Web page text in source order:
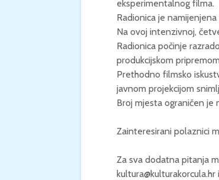
eksperimentalnog filma.
Radionica je
Na ovoj intenzivnoj,
Radionica počinje
produkcijskom
Prethodno filmsko
javnom projekcijom
Broj mjesta ograničen je
Zainteresirani polaznici
Za sva dodatna pitanja